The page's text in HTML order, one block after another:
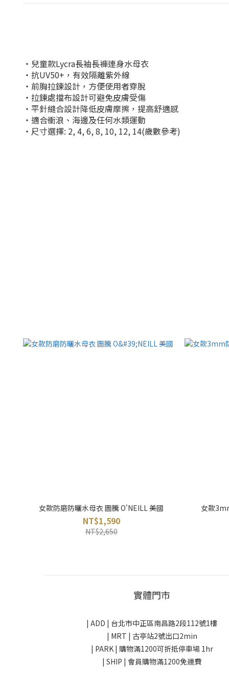
‧兒童款Lycra長袖長褲連身水母衣
‧抗UV50+，有效隔離紫外線
‧前胸拉鍊設計，方便使用者穿脫
‧拉鍊處擋布設計可避免皮膚受傷
‧平針縫合設計降低皮膚摩擦，提高舒適感
‧適合衝浪、海邊及任何水類運動
‧尺寸選擇: 2, 4, 6, 8, 10, 12, 14(歲數參考)
女款防磨防曬水母衣 圖騰 O'NEILL 美國
NT$1,590
NT$2,650
女款
實體門市
| ADD | 台北市中正區南昌路2段112號1樓
| MRT | 古亭站2號出口2min
| PARK | 購物滿1200可折抵停車場 1hr
| SHIP | 會員購物滿1200免運費